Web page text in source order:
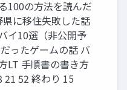
100の方法を読んだ
に移住失敗した話
イ10選（非公開予
ったゲームの話 バ
LT 手順書の書き方
52 終わり 15